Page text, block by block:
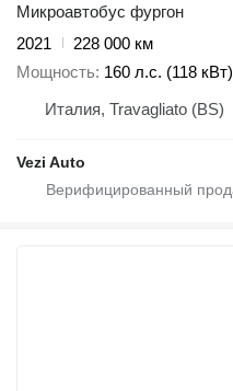
Микроавтобус фургон
2021
228 000 км
Мощность 160 л.с. (118 кВт)
Италия, Travagliato (BS)
Vezi Auto